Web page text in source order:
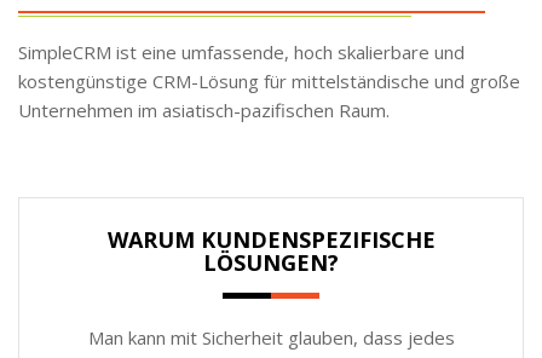
SimpleCRM ist eine umfassende, hoch skalierbare und
kostengünstige CRM-Lösung für mittelständische und große
Unternehmen im asiatisch-pazifischen Raum.
WARUM KUNDENSPEZIFISCHE
LÖSUNGEN?
Man kann mit Sicherheit glauben, dass jedes